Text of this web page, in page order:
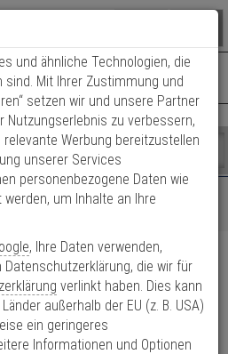
schließen
IM WARENKORB
Ihr Warenkorb ist momentan leer.
()
Fertig
8:00 - 16:30 | Fr.: 8:00 - 14:00 Uhr
und ähnliche Technologien, die
Mit Ihrer Zustimmung und
setzen wir und unsere Partner
Nutzungserlebnis zu verbessern,
Werbung bereitzustellen
unserer Services
personenbezogene Daten wie
um Inhalte an Ihre
, Ihre Daten verwenden,
die wir für
verlinkt haben. Dies kann
außerhalb der EU (z. B. USA)
ein geringeres
Informationen und Optionen